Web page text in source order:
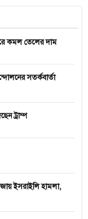
কমল তেলের দাম
সতর্কবার্তা
ট্রাম্প
ইসরাইলি হামলা,